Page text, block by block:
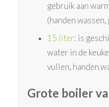
gebruik aan
(handen
15 liter: is
water in de
vullen, handen
Grote boiler